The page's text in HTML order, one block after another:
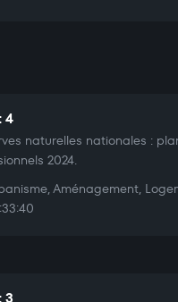
4
naturelles nationales :
2024.
Aménagement,